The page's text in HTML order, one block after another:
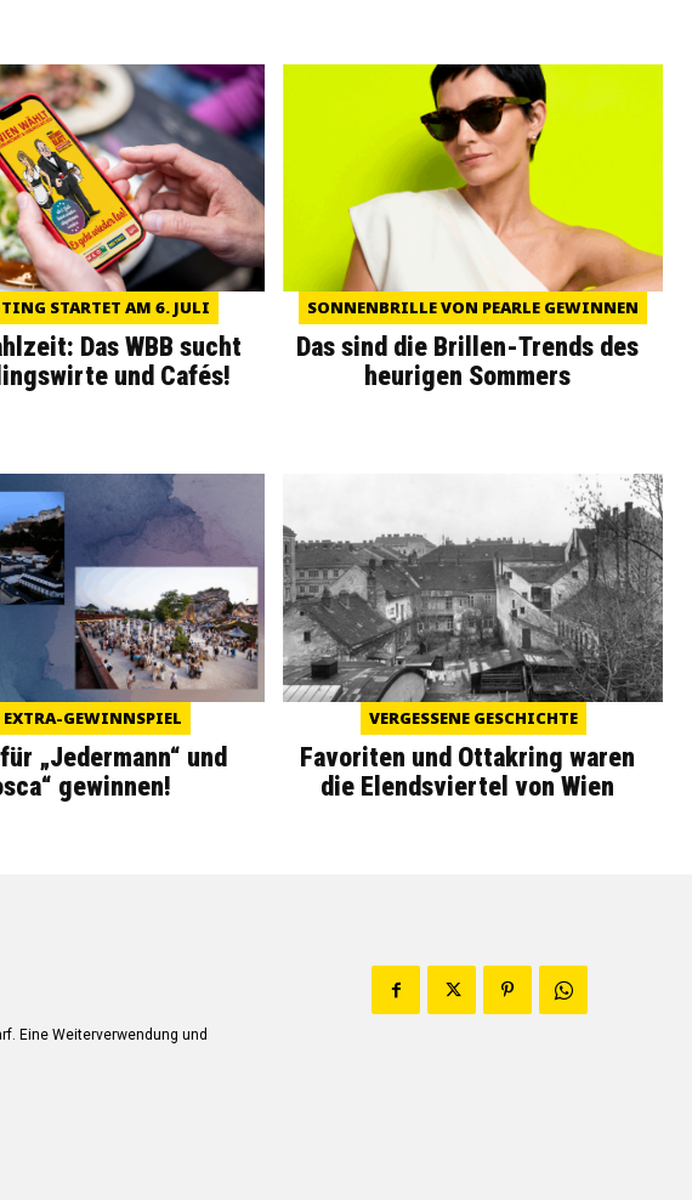
STARTET AM 6. JULI
Das WBB sucht
und Cafés!
SONNENBRILLE VON PEARLE GEWINNEN
Das sind die Brillen-Trends des
heurigen Sommers
EXTRA-GEWINNSPIEL
„Jedermann“ und
gewinnen!
VERGESSENE GESCHICHTE
Favoriten und Ottakring waren
die Elendsviertel von Wien
Eine Weiterverwendung und